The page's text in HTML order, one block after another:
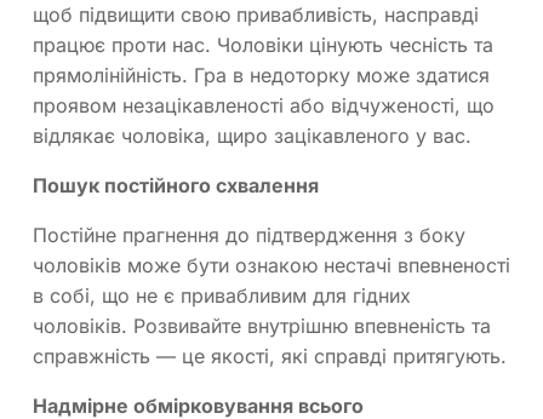
щоб підвищити свою привабливість, насправді
працює проти нас. Чоловіки цінують чесність та
прямолінійність. Гра в недоторку може здатися
проявом незацікавленості або відчуженості, що
відлякає чоловіка, щиро зацікавленого у вас.
Пошук постійного схвалення
Постійне прагнення до підтвердження з боку
чоловіків може бути ознакою нестачі впевненості
в собі, що не є привабливим для гідних
чоловіків. Розвивайте внутрішню впевненість та
справжність — це якості, які справді притягують.
Надмірне обмірковування всього